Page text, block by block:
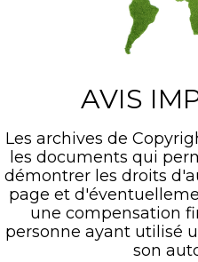
AVIS
Les archives de
les documents qui
démontrer les droits
page et
une compensation
personne ayant utilisé
son